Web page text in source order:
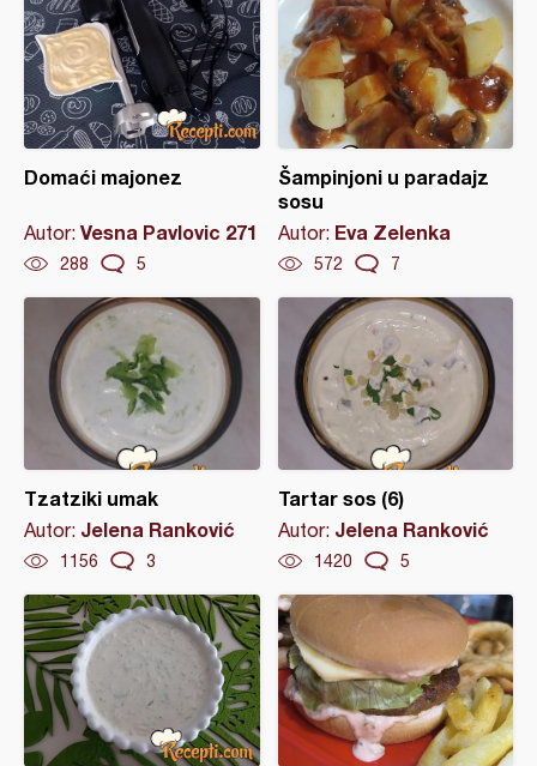
Domaći majonez
Autor: Vesna Pavlovic 271
288 5
Šampinjoni u paradajz
sosu
Autor: Eva Zelenka
572 7
Tzatziki umak
Autor: Jelena Ranković
1156 3
Tartar sos (6)
Autor: Jelena Ranković
1420 5